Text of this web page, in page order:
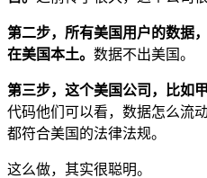
第二步，所有美国用户的数据
在美国本土。 数据不出美国。
第三步，这个美国公司，比如
代码他们可以看，数据怎么流
都符合美国的法律法规。
这么做，其实很聪明。